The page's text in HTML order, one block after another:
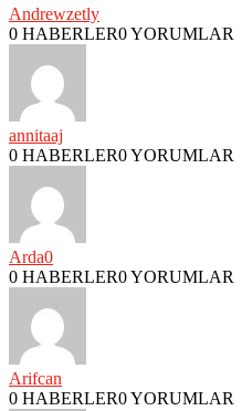
Andrewzetly
0 HABERLER0 YORUMLAR
annitaaj
0 HABERLER0 YORUMLAR
Arda0
0 HABERLER0 YORUMLAR
Arifcan
0 HABERLER0 YORUMLAR